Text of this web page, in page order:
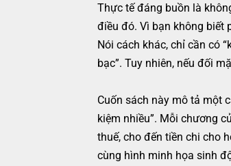
Thực tế đáng buồn là
điều đó. Vì bạn không biết
Nói cách khác, chỉ cần có
bạc”. Tuy nhiên, nếu đối
Cuốn sách này mô tả một
kiệm nhiều”. Mỗi chương
thuế, cho đến tiền chi cho
cùng hình minh họa sinh